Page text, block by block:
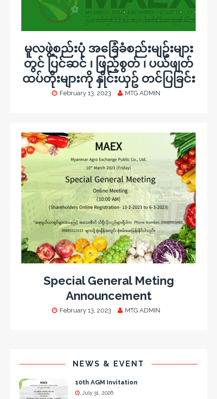
မူလဖွဲ့စည်းပုံ အခြေံခံစည်းမျဥ်းများ
တွင် ပြင်ဆင် ၊ ဖြည့်စွတ် ၊ ပယ်ဖျတ်
ထပ်တိုးများကို နှိုင်းယှဥ် တင်ပြခြင်း
February 13, 2023 MTG ADMIN
Special General Meting
Announcement
February 13, 2023 MTG ADMIN
NEWS & EVENT
10th AGM Invitation
July 31, 2026